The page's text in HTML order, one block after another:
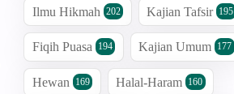
Ilmu Hikmah 202 Kajian Tafsir 195
Fiqih Puasa 194 Kajian Umum 177
Hewan 169 Halal-Haram 160